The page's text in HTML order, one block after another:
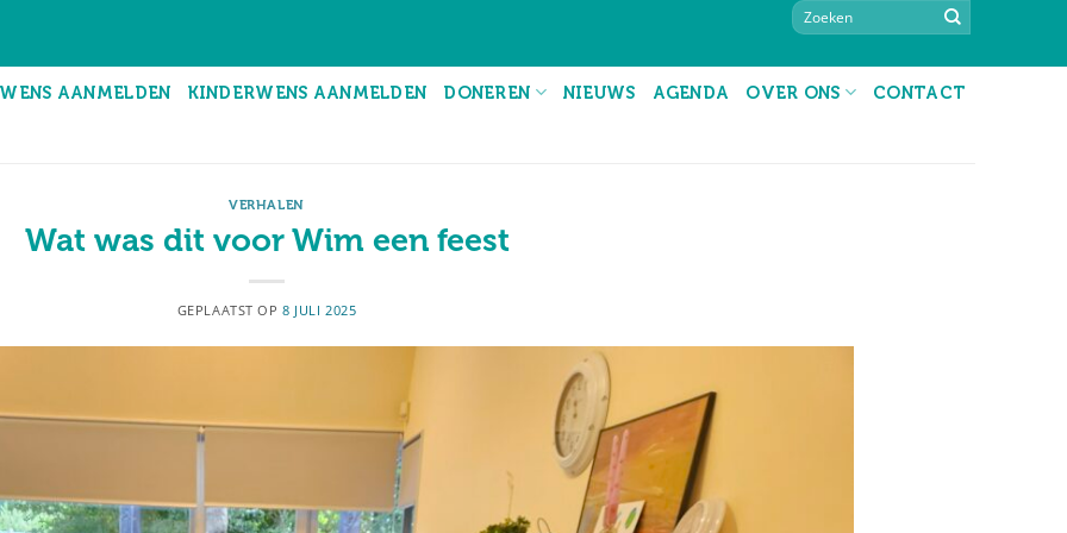
WENS AANMELDEN KINDERWENS AANMELDEN DONEREN NIEUWS AGENDA OVER ONS CONTACT
VERHALEN
Wat was dit voor Wim een feest
GEPLAATST OP8 JULI 2025